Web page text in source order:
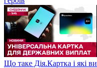
Що таке Дія.Картка і які